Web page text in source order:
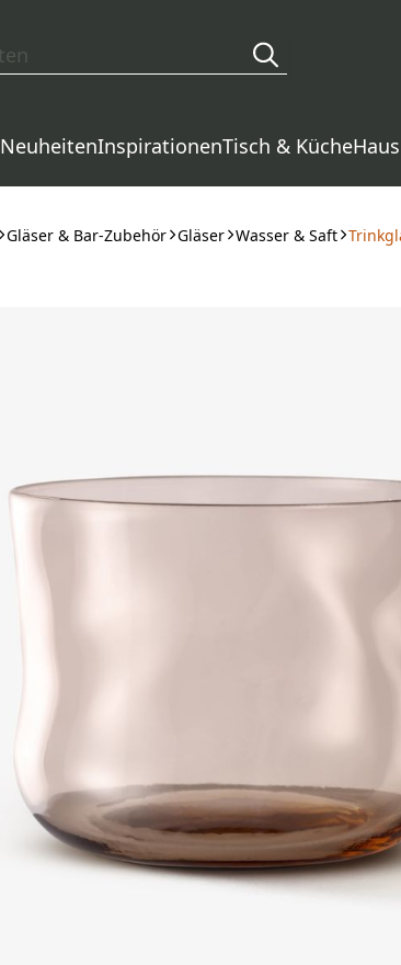
NeuheitenInspirationenTisch & Küche
Gläser & Bar-Zubehör Gläser Wasser & Saft